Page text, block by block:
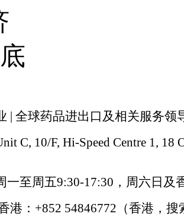
| 全球药品进出口及相关服务领
C, 10/F, Hi-Speed Centre 1, 18
一至周五9:30-17:30，周六日及
港：+852 54846772（香港，搜